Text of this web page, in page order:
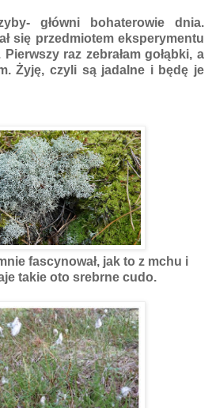
główni bohaterowie dnia.
się przedmiotem eksperymentu
raz zebrałam gołąbki, a
Żyję, czyli są jadalne i będę je
fascynował, jak to z mchu i
takie oto srebrne cudo.